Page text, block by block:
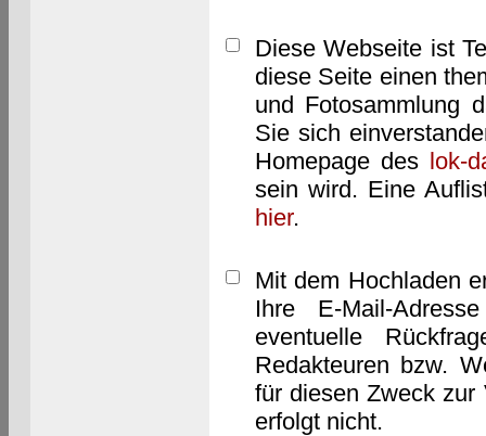
Diese Webseite ist
diese Seite einen
und Fotosammlung
Sie sich
Homepage des lok-
sein wird. Eine
hier.
Mit dem Hochladen
Ihre E-Mail-
eventuelle
Redakteuren bzw.
für diesen Zweck zur
erfolgt nicht.